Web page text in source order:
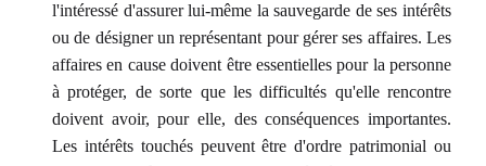
l'intéressé d'assurer lui-même la sauvegarde de ses intérêts
ou de désigner un représentant pour gérer ses affaires. Les
affaires en cause doivent être essentielles pour la personne
à protéger, de sorte que les difficultés qu'elle rencontre
doivent avoir, pour elle, des conséquences importantes.
Les intérêts touchés peuvent être d'ordre patrimonial ou